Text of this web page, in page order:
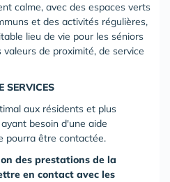
calme, avec des espaces verts
et des activités régulières,
lieu de vie pour les séniors
de proximité, de service
SERVICES
aux résidents et plus
besoin d'une aide
pourra être contactée.
des prestations de la
en contact avec les